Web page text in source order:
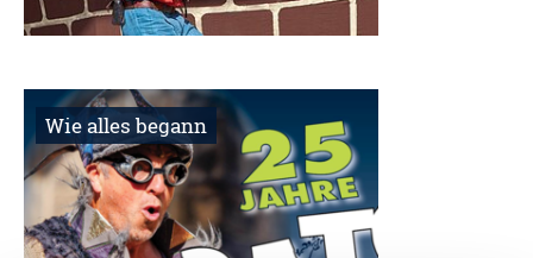
Wie alles begann